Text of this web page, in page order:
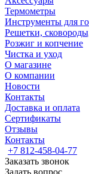
Термометры
Инструменты для
Решетки,
Розжиг и копчение
Чистка и уход
О магазине
О компании
Новости
Контакты
Доставка и оплата
Сертификаты
Отзывы
Контакты
+7 812-458-04-77
Заказать звонок
Задать вопрос